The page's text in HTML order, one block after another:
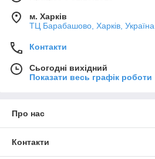
м. Харків
ТЦ Барабашово, Харків, Україна
Контакти
Сьогодні вихідний
Показати весь графік роботи
Про нас
Контакти